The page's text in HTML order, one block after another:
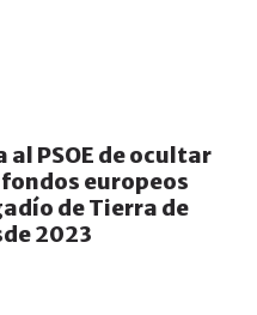
al PSOE de ocultar
europeos
de Tierra de
2023